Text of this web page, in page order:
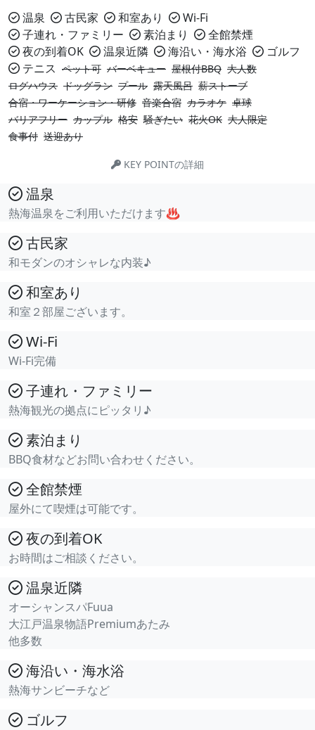
温泉 古民家 和室あり
Wi-Fi
子連れ・ファミリー
素泊まり
全館禁煙
夜の到着OK
温泉近隣 海沿い・海水浴
ゴルフ
テニス ペット可 バーベキュー 屋根付BBQ 大人数
ログハウス ドッグラン プール 露天風呂 薪ストーブ
合宿・ワーケーション・研修 音楽合宿 カラオケ 卓球
バリアフリー カップル 格安 騒ぎたい 花火OK 大人限定
食事付 送迎あり
KEY POINTの詳細
温泉
熱海温泉をご利用いただけます♨
古民家
和モダンのオシャレな内装♪
和室あり
和室２部屋ございます。
Wi-Fi
Wi-Fi完備
子連れ・ファミリー
熱海観光の拠点にピッタリ♪
素泊まり
BBQ食材などお問い合わせください。
全館禁煙
屋外にて喫煙は可能です。
夜の到着OK
お時間はご相談ください。
温泉近隣
オーシャンスパFuua
大江戸温泉物語Premiumあたみ
他多数
海沿い・海水浴
熱海サンビーチなど
ゴルフ